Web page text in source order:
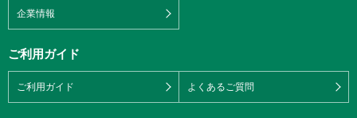
企業情報
ご利用ガイド
ご利用ガイド よくあるご質問